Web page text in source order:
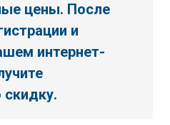
цены. После
и
интернет-